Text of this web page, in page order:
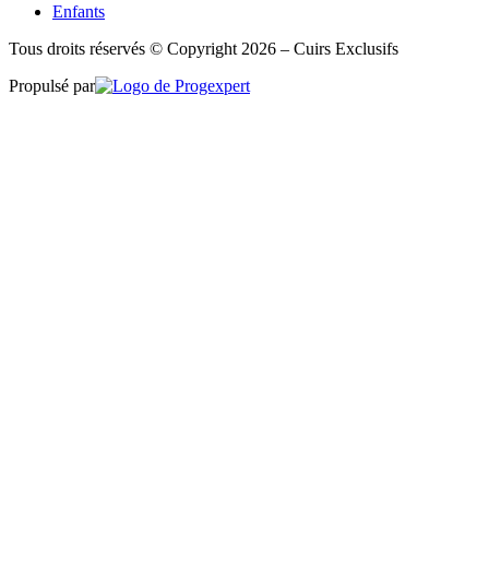
Enfants
Tous droits réservés © Copyright 2026 – Cuirs Exclusifs
Propulsé par